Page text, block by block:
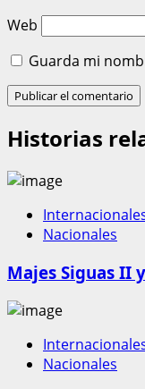
Web
Guarda mi
Historias
Nacionales
Majes Siguas II
Nacionales